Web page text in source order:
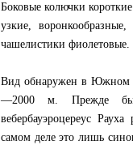
Боковые колючки
узкие,
чашелистики
Вид обнаружен в Южном
—2000 м. Прежде была
вебербауэроцереус
самом деле это лишь